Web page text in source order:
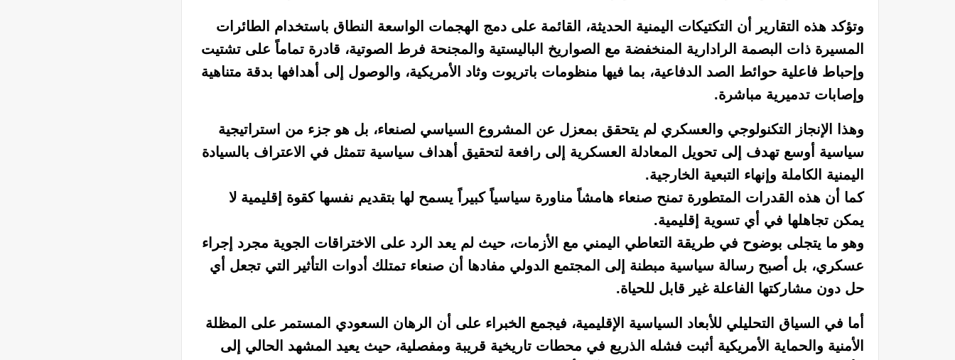
وتؤكد هذه التقارير أن التكتيكات اليمنية الحديثة، القائمة على دمج الهجمات الواسعة النطاق باستخدام الطائرات
المسيرة ذات البصمة الرادارية المنخفضة مع الصواريخ الباليستية والمجنحة فرط الصوتية، قادرة تماماً على تشتيت
وإحباط فاعلية حوائط الصد الدفاعية، بما فيها منظومات باتريوت وثاد الأمريكية، والوصول إلى أهدافها بدقة متناهية
وإصابات تدميرية مباشرة.
وهذا الإنجاز التكنولوجي والعسكري لم يتحقق بمعزل عن المشروع السياسي لصنعاء، بل هو جزء من استراتيجية
سياسية أوسع تهدف إلى تحويل المعادلة العسكرية إلى رافعة لتحقيق أهداف سياسية تتمثل في الاعتراف بالسيادة
اليمنية الكاملة وإنهاء التبعية الخارجية.
كما أن هذه القدرات المتطورة تمنح صنعاء هامشاً مناورة سياسياً كبيراً يسمح لها بتقديم نفسها كقوة إقليمية لا
يمكن تجاهلها في أي تسوية إقليمية.
وهو ما يتجلى بوضوح في طريقة التعاطي اليمني مع الأزمات، حيث لم يعد الرد على الاختراقات الجوية مجرد إجراء
عسكري، بل أصبح رسالة سياسية مبطنة إلى المجتمع الدولي مفادها أن صنعاء تمتلك أدوات التأثير التي تجعل أي
حل دون مشاركتها الفاعلة غير قابل للحياة.
أما في السياق التحليلي للأبعاد السياسية الإقليمية، فيجمع الخبراء على أن الرهان السعودي المستمر على المظلة
الأمنية والحماية الأمريكية أثبت فشله الذريع في محطات تاريخية قريبة ومفصلية، حيث يعيد المشهد الحالي إلى